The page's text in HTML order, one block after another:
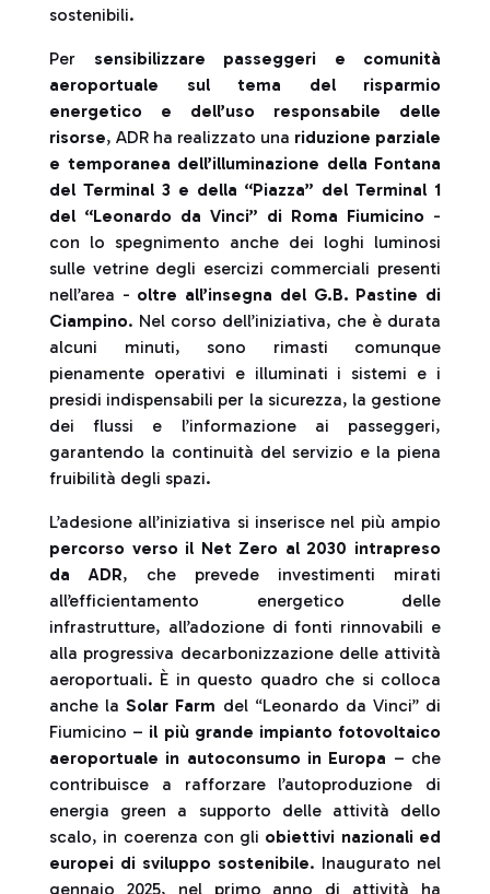
sostenibili.
Per sensibilizzare passeggeri e comunità
aeroportuale sul tema del risparmio
energetico e dell’uso responsabile delle
risorse, ADR ha realizzato una riduzione parziale
e temporanea dell’illuminazione della Fontana
del Terminal 3 e della “Piazza” del Terminal 1
del “Leonardo da Vinci” di Roma Fiumicino -
con lo spegnimento anche dei loghi luminosi
sulle vetrine degli esercizi commerciali presenti
nell’area - oltre all’insegna del G.B. Pastine di
Ciampino. Nel corso dell’iniziativa, che è durata
alcuni minuti, sono rimasti comunque
pienamente operativi e illuminati i sistemi e i
presidi indispensabili per la sicurezza, la gestione
dei flussi e l’informazione ai passeggeri,
garantendo la continuità del servizio e la piena
fruibilità degli spazi.
L’adesione all’iniziativa si inserisce nel più ampio
percorso verso il Net Zero al 2030 intrapreso
da ADR, che prevede investimenti mirati
all’efficientamento energetico delle
infrastrutture, all’adozione di fonti rinnovabili e
alla progressiva decarbonizzazione delle attività
aeroportuali. È in questo quadro che si colloca
anche laSolar Farm del “Leonardo da Vinci” di
Fiumicino – il più grande impianto fotovoltaico
aeroportuale in autoconsumo in Europa – che
contribuisce a rafforzare l’autoproduzione di
energia green a supporto delle attività dello
scalo, in coerenza con gli obiettivi nazionali ed
europei di sviluppo sostenibile. Inaugurato nel
gennaio 2025, nel primo anno di attività ha